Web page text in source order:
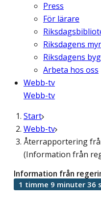
Press
För lärare
Riksdagens
Riksdagens
Arbeta hos oss
Webb-tv
Webb-tv
Start
Webb-tv
Återrapportering
(Information från
Information från
1 timme 9 minuter 36